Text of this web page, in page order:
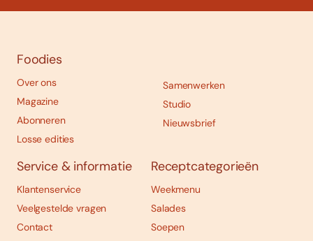
Foodies
Over ons
Magazine
Abonneren
Losse edities
Samenwerken
Studio
Nieuwsbrief
Service & informatie
Klantenservice
Veelgestelde vragen
Contact
Receptcategorieën
Weekmenu
Salades
Soepen